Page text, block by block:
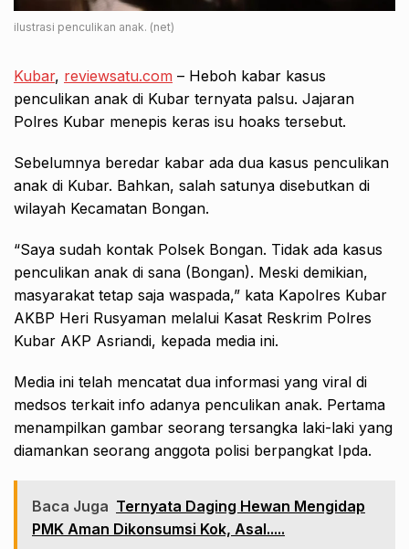
ilustrasi penculikan anak. (net)
Kubar, reviewsatu.com – Heboh kabar kasus
penculikan anak di Kubar ternyata palsu. Jajaran
Polres Kubar menepis keras isu hoaks tersebut.
Sebelumnya beredar kabar ada dua kasus penculikan
anak di Kubar. Bahkan, salah satunya disebutkan di
wilayah Kecamatan Bongan.
“Saya sudah kontak Polsek Bongan. Tidak ada kasus
penculikan anak di sana (Bongan). Meski demikian,
masyarakat tetap saja waspada,” kata Kapolres Kubar
AKBP Heri Rusyaman melalui Kasat Reskrim Polres
Kubar AKP Asriandi, kepada media ini.
Media ini telah mencatat dua informasi yang viral di
medsos terkait info adanya penculikan anak. Pertama
menampilkan gambar seorang tersangka laki-laki yang
diamankan seorang anggota polisi berpangkat Ipda.
Baca Juga Ternyata Daging Hewan Mengidap
PMK Aman Dikonsumsi Kok, Asal.....